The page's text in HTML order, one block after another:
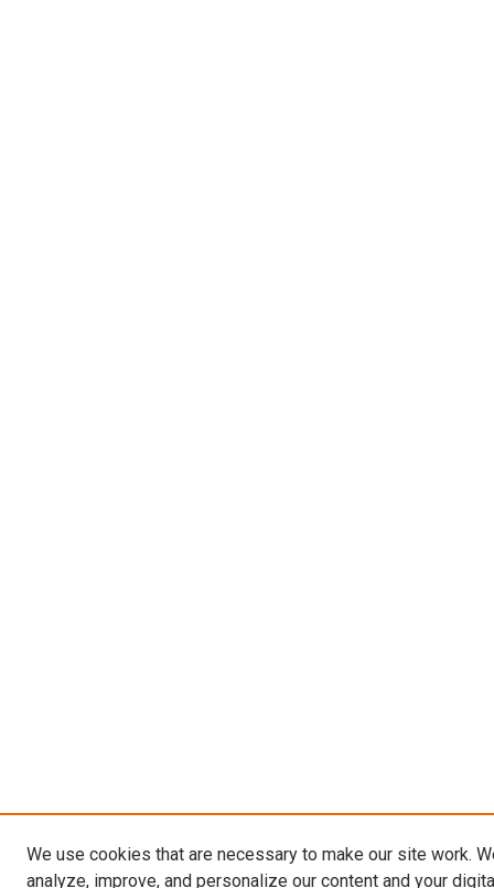
We use cookies that are necessary to make our site work.
analyze, improve, and personalize our content and your